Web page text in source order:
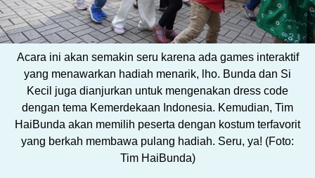
Acara ini akan semakin seru karena ada games interaktif
yang menawarkan hadiah menarik, lho. Bunda dan Si
Kecil juga dianjurkan untuk mengenakan dress code
dengan tema Kemerdekaan Indonesia. Kemudian, Tim
HaiBunda akan memilih peserta dengan kostum terfavorit
yang berkah membawa pulang hadiah. Seru, ya! (Foto:
Tim HaiBunda)